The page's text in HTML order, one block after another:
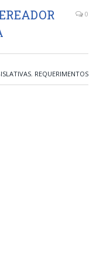
0
, REQUERIMENTOS